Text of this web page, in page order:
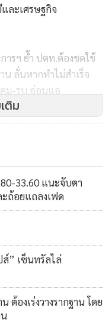
ละเศรษฐกิจ
ารฯ ย้ำ ปตท.ต้องชดใช้
น ลั่นหากทำไม่สำเร็จ
ม-รบ.อ่อนแอ
Analytics, Data
ติม
33.60 แนะจับตา
ถ้อยแถลงเฟด
” เซ็นทรัลไล่
ต้องเร่งวางรากฐาน โดย